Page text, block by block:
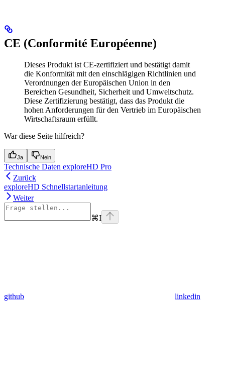
CE (Conformité Européenne)
Dieses Produkt ist CE-zertifiziert und bestätigt damit
die Konformität mit den einschlägigen Richtlinien und
Verordnungen der Europäischen Union in den
Bereichen Gesundheit, Sicherheit und Umweltschutz.
Diese Zertifizierung bestätigt, dass das Produkt die
hohen Anforderungen für den Vertrieb im Europäischen
Wirtschaftsraum erfüllt.
War diese Seite hilfreich?
Ja Nein
Technische Daten exploreHD Pro
Zurück
exploreHD Schnellstartanleitung
Weiter
⌘I
github linkedin